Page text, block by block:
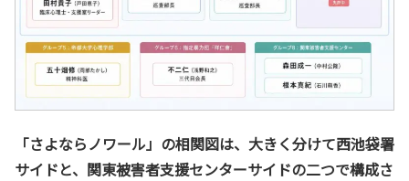
「さよならノワール」の相関図は、大きく分けて西池袋署
サイドと、関東被害者支援センターサイドの二つで構成さ